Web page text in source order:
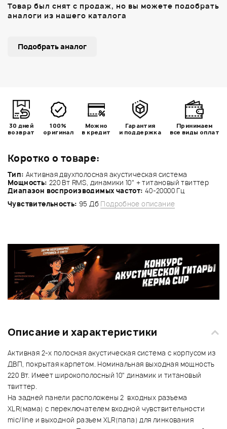
Коротко о товаре:
Тип: Активная двухполосная акустическая система
Мощность: 220 Вт RMS, динамики 10" + титановый твиттер
Диапазон воспроизводимых частот: 40-20000 Гц
Чувствительность: 95 Дб Подробное описание
Товар был снят с продаж, но вы можете подобрать
аналоги из нашего каталога
Подобрать аналог
30 дней
возврат
100%
оригинал
Можно
в кредит
Гарантия
и поддержка
Принимаем
все виды оплат
Описание и характеристики
Активная 2-х полосная акустическая система с корпусом из
ДВП, покрытая карпетом. Номинальная выходная мощность
220 Вт. Имеет широкополосный 10" динамик и титановый
твиттер.
На задней панели расположены 2 входных разъема
XLR(мама) с переключателем входной чувствительности
mic/line и выходной разъем XLR(папа) для линкования